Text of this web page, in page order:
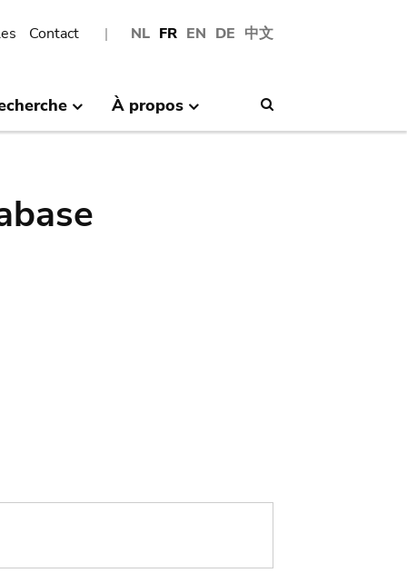
NL FR EN DE 中文
Contact
À propos